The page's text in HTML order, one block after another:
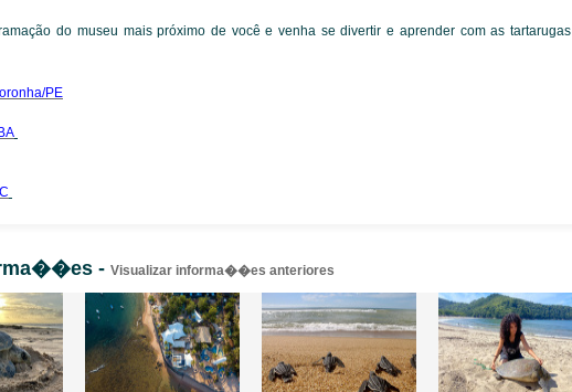
do museu mais próximo de você e venha se divertir e aprender com as tartarugas
PE
- Visualizar informa��es anteriores